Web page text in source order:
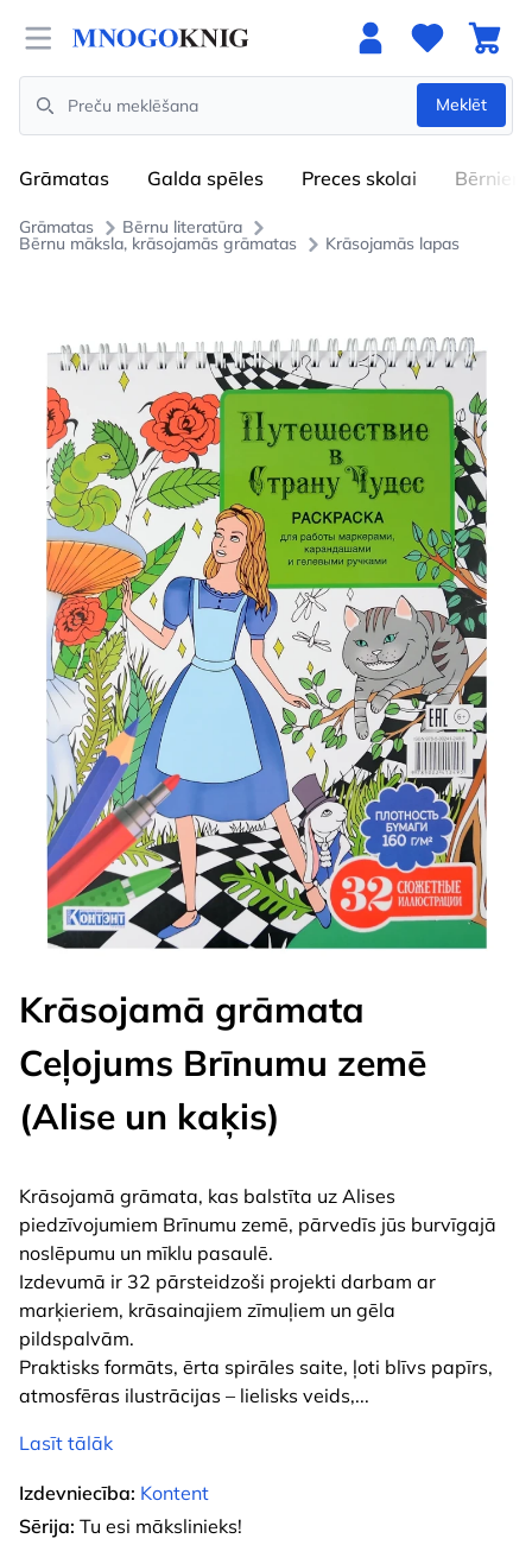
Open menu
Search
Meklēt
Grāmatas Galda spēles Preces skolai Bērniem
Grāmatas Bērnu literatūra
Bērnu māksla, krāsojamās grāmatas Krāsojamās lapas
Krāsojamā grāmata
Ceļojums Brīnumu zemē
(Alise un kaķis)
Krāsojamā grāmata, kas balstīta uz Alises
piedzīvojumiem Brīnumu zemē, pārvedīs jūs burvīgajā
noslēpumu un mīklu pasaulē.
Izdevumā ir 32 pārsteidzoši projekti darbam ar
marķieriem, krāsainajiem zīmuļiem un gēla
pildspalvām.
Praktisks formāts, ērta spirāles saite, ļoti blīvs papīrs,
atmosfēras ilustrācijas – lielisks veids,...
Lasīt tālāk
Izdevniecība: Kontent
Sērija: Tu esi mākslinieks!